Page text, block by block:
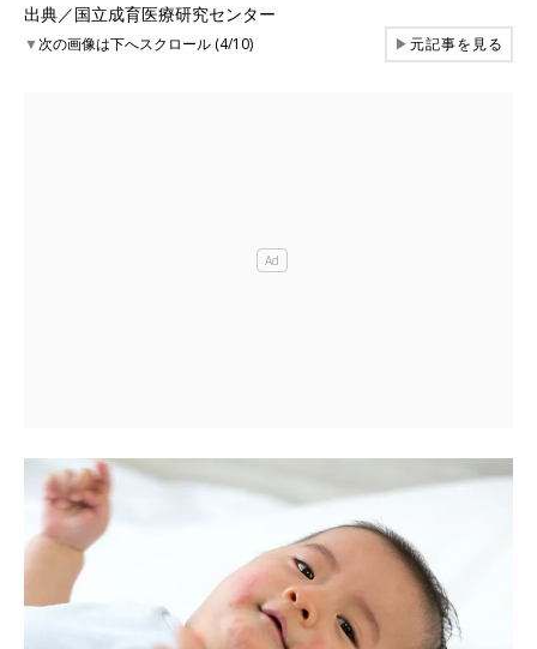
出典／国立成育医療研究センター
▼次の画像は下へスクロール (4/10) ▶元記事を見る